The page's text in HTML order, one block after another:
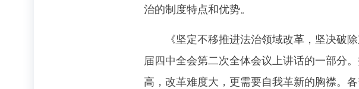
治的制度特点和优势。
《坚定不移推进法治领域改革，坚决破除
届四中全会第二次全体会议上讲话的一部分
高，改革难度大，更需要自我革新的胸襟。